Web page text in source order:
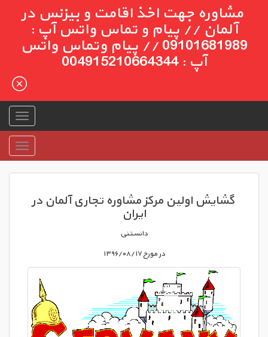
مشاوره جهت اخذ اقامت و بیزنس در
آلمان // پیام و تماس واتس آپ :
09101681989 // پیام وتماس واتس
آپ : 004915210664344
گشایش اولین مرکز مشاوره تجاری آلمان در
ایران
دانستنی
در مورخ ۱۳۹۶/۰۸/۱۷